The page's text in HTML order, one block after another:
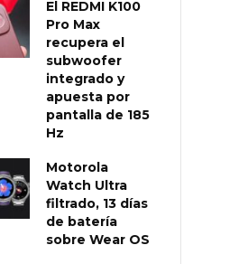
El REDMI K100
Pro Max
recupera el
subwoofer
integrado y
apuesta por
pantalla de 185
Hz
Motorola
Watch Ultra
filtrado, 13 días
de batería
sobre Wear OS